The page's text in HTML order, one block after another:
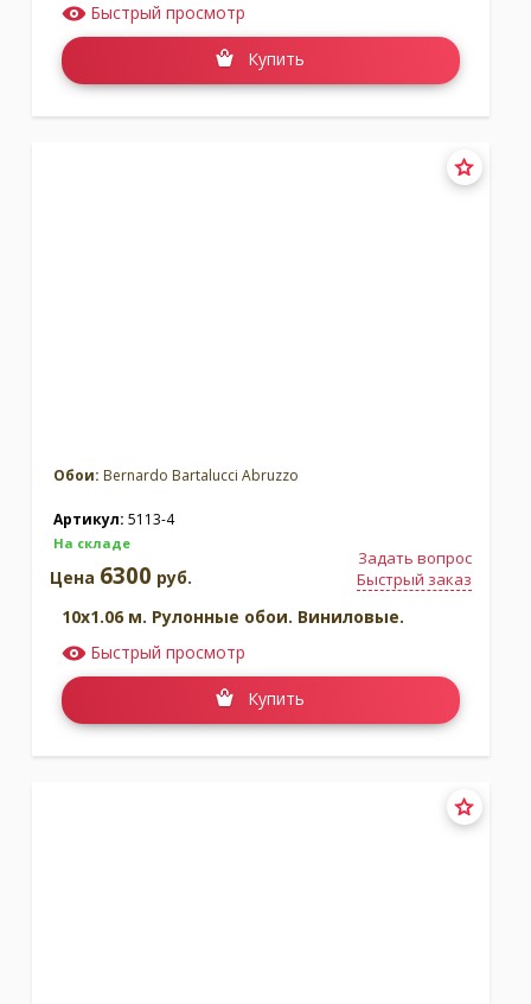
Быстрый просмотр
Купить
Обои: Bernardo Bartalucci Abruzzo
Артикул: 5113-4
На складе
Задать вопрос
Быстрый заказ
Цена 6300 руб.
10x1.06 м. Рулонные обои. Виниловые.
Быстрый просмотр
Купить